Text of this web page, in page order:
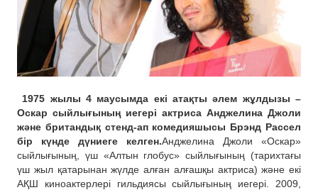
1975 жылы 4 маусымда екі атақты әлем жұлдызы –
Оскар сыйлығының иегері актриса Анджелина Джоли
және британдық стенд-ап комедияшысы Брэнд Рассел
бір күнде дүниеге келген.Анджелина Джоли «Оскар»
сыйлығының, үш «Алтын глобус» сыйлығының (тарихтағы
үш жыл қатарынан жүлде алған алғашқы актриса) және екі
АҚШ киноактерлері гильдиясы сыйлығының иегері. 2009,